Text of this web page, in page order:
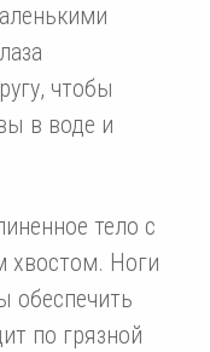
чтобы
в воде и
тело с
хвостом. Ноги
обеспечить
по грязной